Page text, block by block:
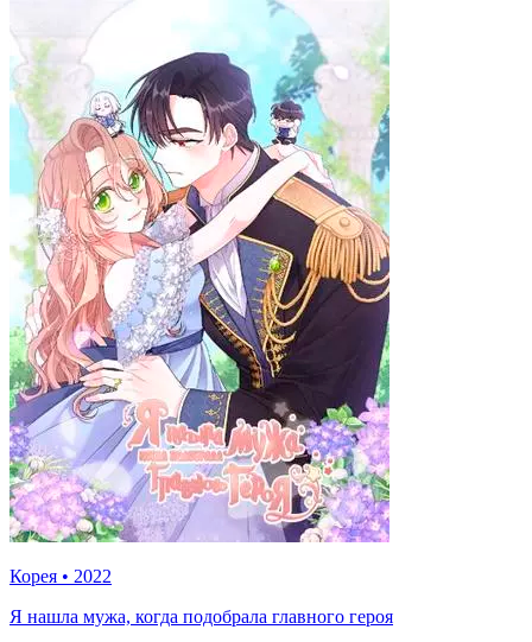
Корея • 2022
Я нашла мужа, когда подобрала главного героя